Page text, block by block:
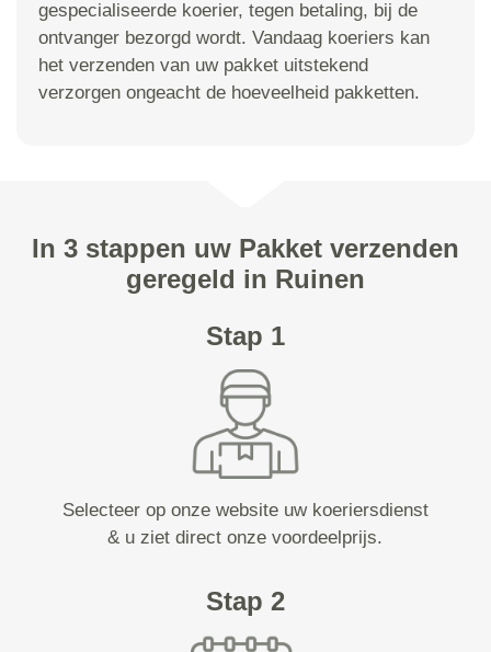
gespecialiseerde koerier, tegen betaling, bij de
ontvanger bezorgd wordt. Vandaag koeriers kan
het verzenden van uw pakket uitstekend
verzorgen ongeacht de hoeveelheid pakketten.
In 3 stappen uw Pakket verzenden
geregeld in Ruinen
Stap 1
Selecteer op onze website uw koeriersdienst
& u ziet direct onze voordeelprijs.
Stap 2